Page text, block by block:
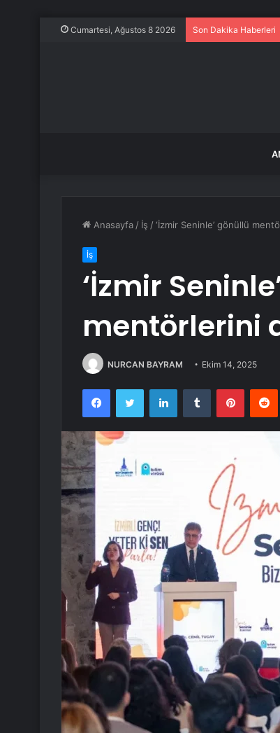
Cumartesi, Ağustos 8 2026 Son Dakika Haberleri
Anasayfa / İş /‘İzmir Seninle’ gönüllü
İş
‘İzmir
mentörlerini
NURCAN BAYRAM Ekim 14, 2025
FacebookTwitter LinkedInTumblr Pinterest